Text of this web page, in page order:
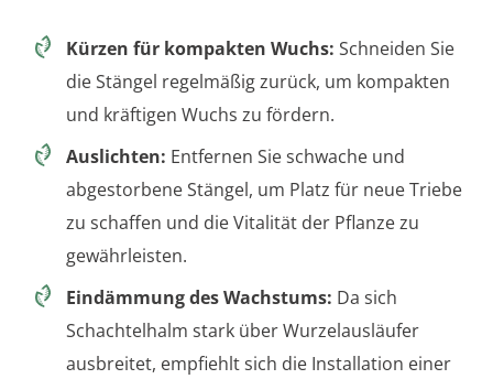
Kürzen für kompakten Wuchs: Schneiden Sie
die Stängel regelmäßig zurück, um kompakten
und kräftigen Wuchs zu fördern.
Auslichten: Entfernen Sie schwache und
abgestorbene Stängel, um Platz für neue Triebe
zu schaffen und die Vitalität der Pflanze zu
gewährleisten.
Eindämmung des Wachstums: Da sich
Schachtelhalm stark über Wurzelausläufer
ausbreitet, empfiehlt sich die Installation einer